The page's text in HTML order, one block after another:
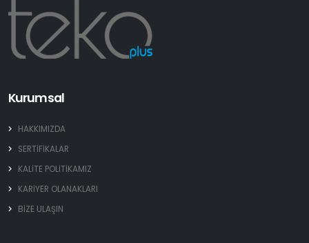
Kurumsal
HAKKIMIZDA
SERTİFİKALAR
KALİTE POLİTİKAMIZ
KARİYER OLANAKLARI
BİZE ULAŞIN